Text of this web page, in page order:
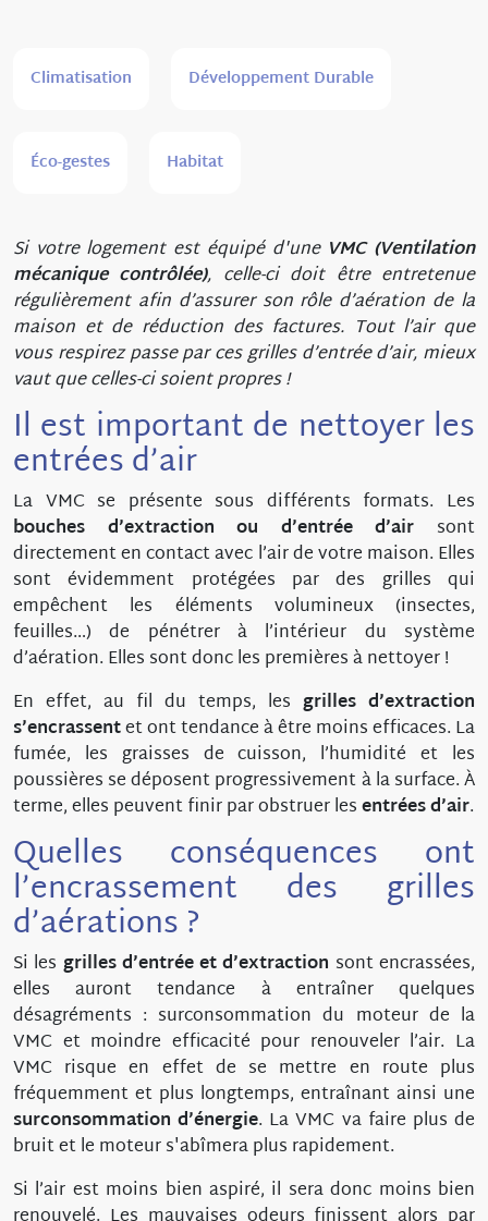
Climatisation Développement Durable
Éco-gestes Habitat
Si votre logement est équipé d'une VMC (Ventilation
mécanique contrôlée), celle-ci doit être entretenue
régulièrement afin d’assurer son rôle d’aération de la
maison et de réduction des factures. Tout l’air que
vous respirez passe par ces grilles d’entrée d’air, mieux
vaut que celles-ci soient propres !
Il est important de nettoyer les
entrées d’air
La VMC se présente sous différents formats. Les
bouches d’extraction ou d’entrée d’air sont
directement en contact avec l’air de votre maison. Elles
sont évidemment protégées par des grilles qui
empêchent les éléments volumineux (insectes,
feuilles…) de pénétrer à l’intérieur du système
d’aération. Elles sont donc les premières à nettoyer !
En effet, au fil du temps, les grilles d’extraction
s’encrassentet ont tendance à être moins efficaces. La
fumée, les graisses de cuisson, l’humidité et les
poussières se déposent progressivement à la surface. À
terme, elles peuvent finir par obstruer lesentréesd’air.
Quelles conséquences ont
l’encrassement des grilles
d’aérations ?
Si les grilles d’entrée et d’extraction sont encrassées,
elles auront tendance à entraîner quelques
désagréments : surconsommation du moteur de la
VMC et moindre efficacité pour renouveler l’air. La
VMC risque en effet de se mettre en route plus
fréquemment et plus longtemps, entraînant ainsi une
surconsommation d’énergie. La VMC va faire plus de
bruit et le moteur s'abîmera plus rapidement.
Si l’air est moins bien aspiré, il sera donc moins bien